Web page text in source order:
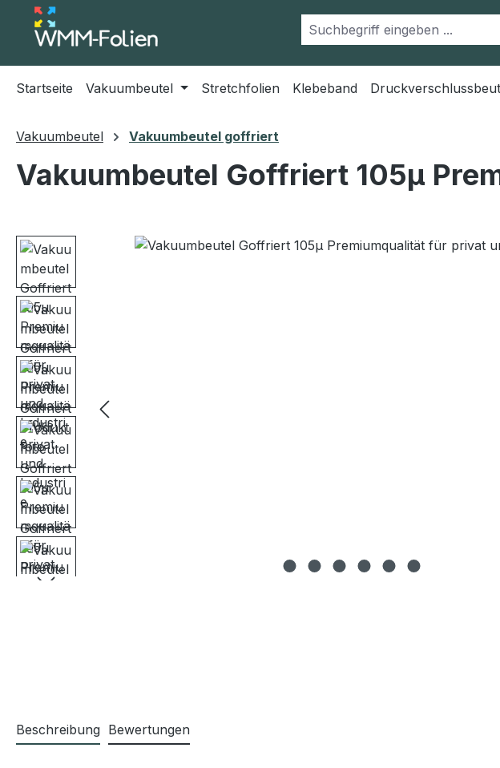
Hauptinhalt springen
Zur Suche springen
Zur Hauptnavigation springen
Startseite Vakuumbeutel Stretchfolien Klebeband
Vakuumbeutel Vakuumbeutel goffriert
Vakuumbeutel Goffriert 105µ
Bildergalerie überspringen
Beschreibung Bewertungen